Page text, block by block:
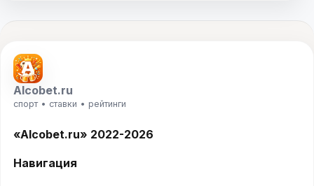
Alcobet.ru
спорт • ставки • рейтинги
«Alcobet.ru» 2022-2026
Навигация